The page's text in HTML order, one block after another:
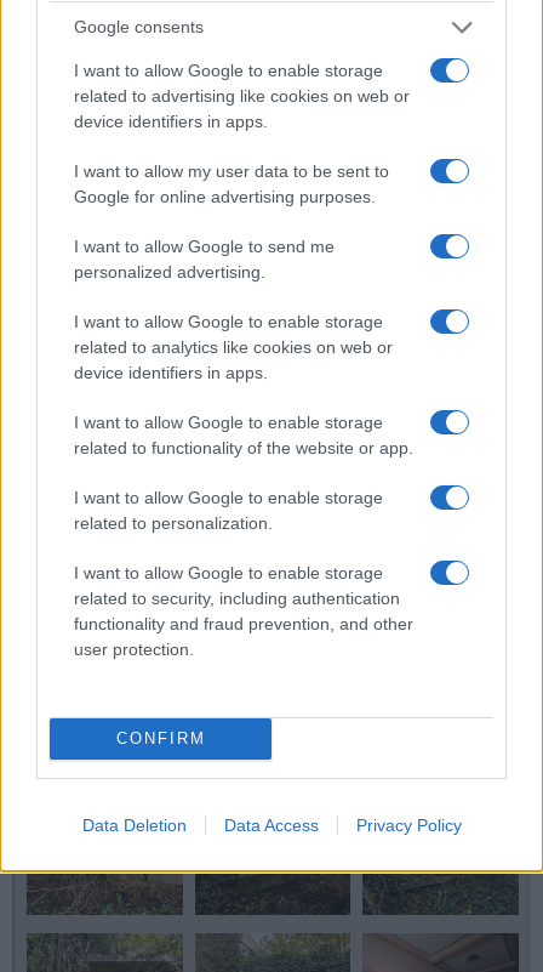
Google consents
I want to allow Google to enable storage
related to advertising like cookies on web or
device identifiers in apps.
I want to allow my user data to be sent to
Google for online advertising purposes.
I want to allow Google to send me
personalized advertising.
I want to allow Google to enable storage
related to analytics like cookies on web or
device identifiers in apps.
I want to allow Google to enable storage
related to functionality of the website or app.
I want to allow Google to enable storage
related to personalization.
I want to allow Google to enable storage
related to security, including authentication
functionality and fraud prevention, and other
user protection.
CONFIRM
Data Deletion Data Access Privacy Policy